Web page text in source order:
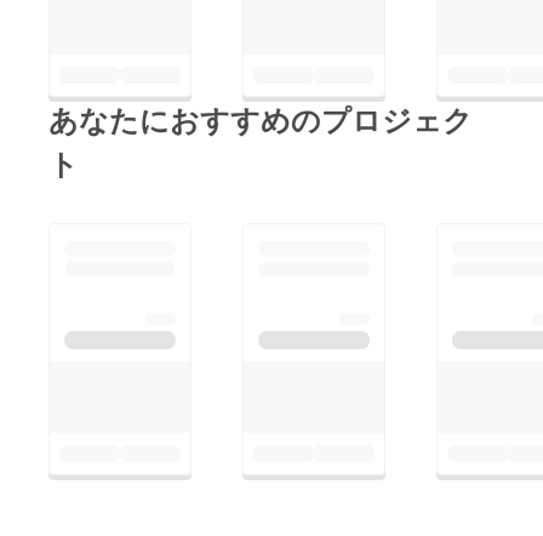
あなたにおすすめのプロジェク
ト